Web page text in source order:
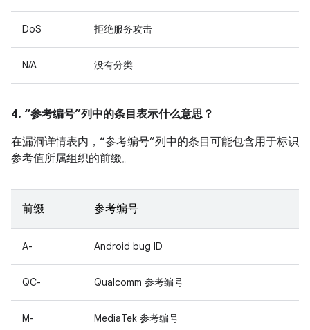
DoS 拒绝服务攻击
N/A 没有分类
4. “参考编号”列中的条目表示什么意思？
在漏洞详情表内，“参考编号”列中的条目可能包含用于标识
参考值所属组织的前缀。
前缀 参考编号
A- Android bug ID
QC- Qualcomm 参考编号
M- MediaTek 参考编号